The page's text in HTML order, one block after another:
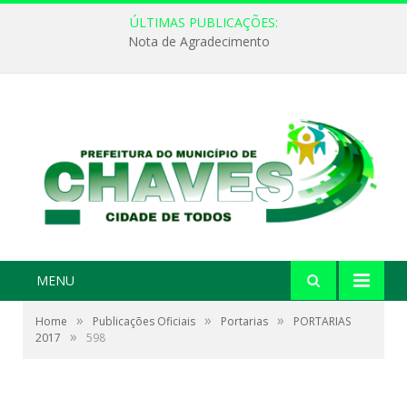
ÚLTIMAS PUBLICAÇÕES:
Nota de Agradecimento
MENU
Home » Publicações Oficiais » Portarias »
PORTARIAS
2017
» 598